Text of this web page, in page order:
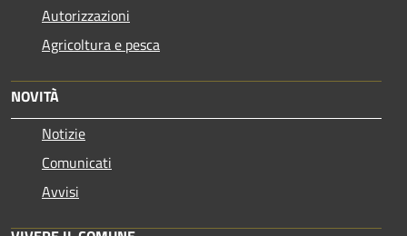
Autorizzazioni
Agricoltura e pesca
NOVITÀ
Notizie
Comunicati
Avvisi